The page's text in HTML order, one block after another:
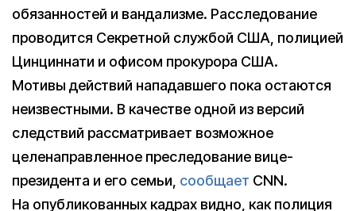
обязанностей и вандализме. Расследование
проводится Секретной службой США, полицией
Цинциннати и офисом прокурора США.
Мотивы действий нападавшего пока остаются
неизвестными. В качестве одной из версий
следствий рассматривает возможное
целенаправленное преследование вице-
президента и его семьи, сообщает CNN.
На опубликованных кадрах видно, как полиция